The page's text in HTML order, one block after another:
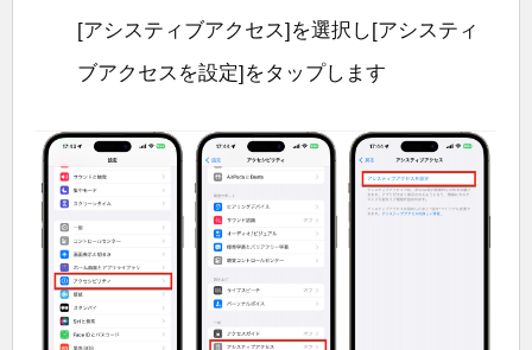
[アシスティブアクセス]を選択し[アシスティ
ブアクセスを設定]をタップします